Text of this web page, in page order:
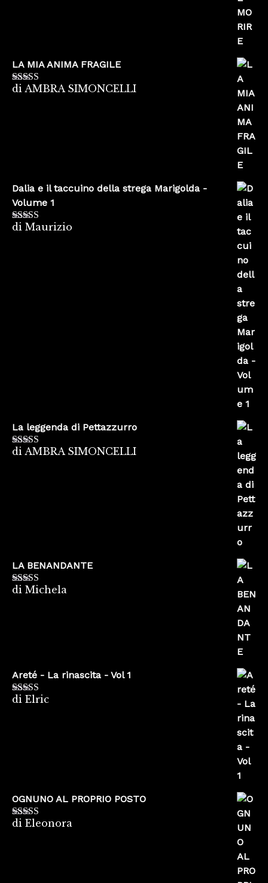
LA MIA ANIMA FRAGILE
Valutato5su
di AMBRA SIMONCELLI
Dalia e il taccuino della strega Marigolda -
Volume 1
Valutato4
di Maurizio
La leggenda di Pettazzurro
Valutato5su
di AMBRA SIMONCELLI
LA BENANDANTE
Valutato5su
di Michela
Areté - La rinascita - Vol 1
Valutato5
di Elric
OGNUNO AL PROPRIO POSTO
Valutato5su
di Eleonora